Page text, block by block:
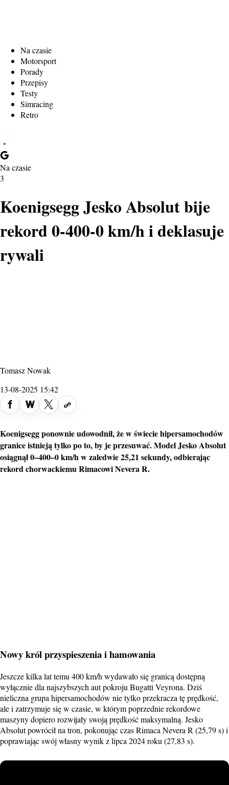
Na czasie
Motorsport
Porady
Przepisy
Testy
Simracing
Retro
Na czasie
3
Koenigsegg Jesko Absolut bije
rekord 0-400-0 km/h i deklasuje
rywali
Tomasz Nowak
13-08-2025 15:42
Koenigsegg ponownie udowodnił, że w świecie hipersamochodów
granice istnieją tylko po to, by je przesuwać. Model Jesko Absolut
osiągnął 0–400–0 km/h w zaledwie 25,21 sekundy, odbierając
rekord chorwackiemu Rimacowi Nevera R.
Nowy król przyspieszenia i hamowania
Jeszcze kilka lat temu 400 km/h wydawało się granicą dostępną
wyłącznie dla najszybszych aut pokroju Bugatti Veyrona. Dziś
nieliczna grupa hipersamochodów nie tylko przekracza tę prędkość,
ale i zatrzymuje się w czasie, w którym poprzednie rekordowe
maszyny dopiero rozwijały swoją prędkość maksymalną. Jesko
Absolut powrócił na tron, pokonując czas Rimaca Nevera R (25,79 s) i
poprawiając swój własny wynik z lipca 2024 roku (27,83 s).